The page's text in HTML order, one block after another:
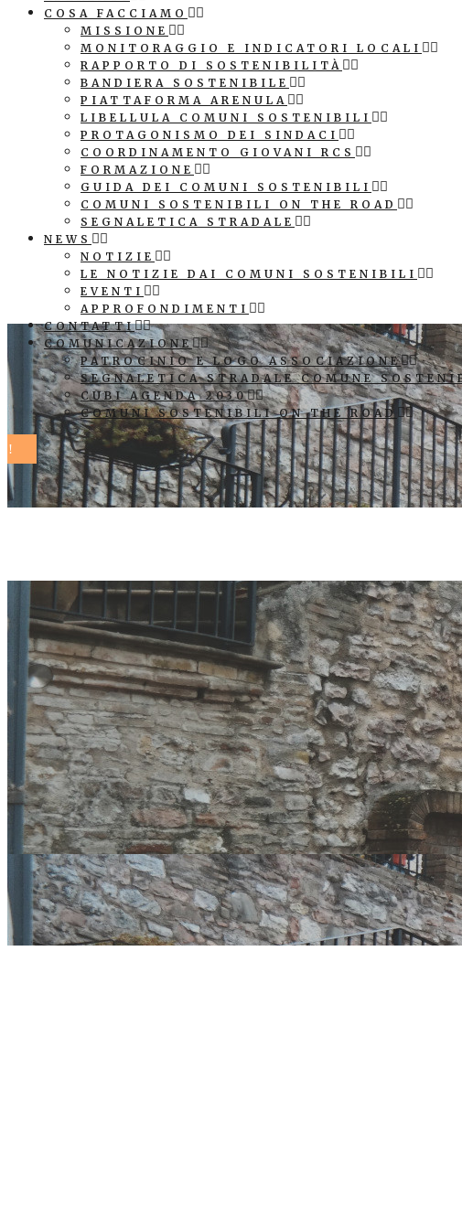
COSA FACCIAMO
MISSIONE
MONITORAGGIO E INDICATORI LOCALI
RAPPORTO DI SOSTENIBILITÀ
BANDIERA SOSTENIBILE
PIATTAFORMA ARENULA
LIBELLULA COMUNI SOSTENIBILI
PROTAGONISMO DEI SINDACI
COORDINAMENTO GIOVANI RCS
FORMAZIONE
GUIDA DEI COMUNI SOSTENIBILI
COMUNI SOSTENIBILI ON THE ROAD
SEGNALETICA STRADALE
NEWS
NOTIZIE
LE NOTIZIE DAI COMUNI SOSTENIBILI
EVENTI
APPROFONDIMENTI
CONTATTI
COMUNICAZIONE
PATROCINIO E LOGO ASSOCIAZIONE
SEGNALETICA STRADALE COMUNE
CUBI AGENDA 2030
COMUNI SOSTENIBILI ON THE ROAD